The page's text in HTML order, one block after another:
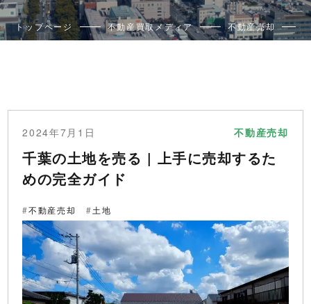
トップページ 不動産買取メディア 不動産売却
2024年7月1日 不動産売却
千葉の土地を売る | 上手に売却するた
めの完全ガイド
不動産売却 土地